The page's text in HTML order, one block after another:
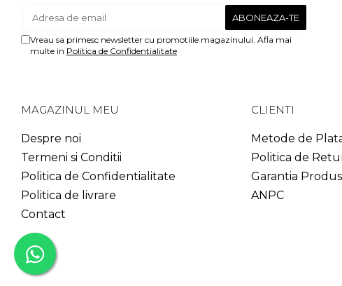
Vreau sa primesc newsletter cu promotiile magazinului. Afla mai
multe in Politica de Confidentialitate
MAGAZINUL MEU
Despre noi
Termeni si Conditii
Politica de Confidentialitate
Politica de livrare
Contact
CLIENTI
Metode de
Politica de
Garantia
ANPC